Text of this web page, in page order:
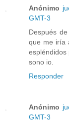
Anónimo
GMT-3
Después
que me iría
espléndidos
sono io.
Responder
Anónimo
GMT-3